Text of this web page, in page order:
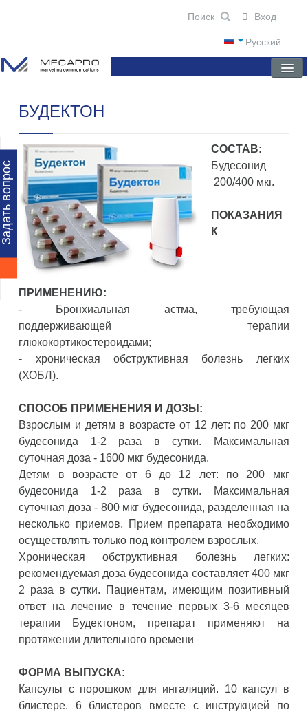
вопрос
Русский
Вход
ГЛАВНАЯ
О КОМПАНИИ
НОВОСТИ
НАУЧНЫЕ ПУБЛИКАЦИИ
ПАРТНЕРЫ
БУДЕКТОН
СОСТАВ:
Будесонид
200/400 мкг.
ПОКАЗАНИЯ
К
ПРИМЕНЕНИЮ:
- Бронхиальная астма, требующая
поддерживающей терапии
глюкокортикостероидами;
- хроническая обструктивная болезнь легких
(ХОБЛ).
СПОСОБ ПРИМЕНЕНИЯ И ДОЗЫ:
Взрослым и детям в возрасте от 12 лет: по 200 мкг
будесонида 1-2 раза в сутки. Максимальная
суточная доза - 1600 мкг будесонида.
Детям в возрасте от 6 до 12 лет: по 200 мкг
будесонида 1-2 раза в сутки. Максимальная
суточная доза - 800 мкг будесонида, разделенная на
несколько приемов. Прием препарата необходимо
осуществлять только под контролем взрослых.
Хроническая обструктивная болезнь легких:
рекомендуемая доза будесонида составляет 400 мкг
2 раза в сутки. Пациентам, имеющим позитивный
ответ на лечение в течение первых 3-6 месяцев
терапии Будектоном, препарат применяют на
протяжении длительного времени
ФОРМА ВЫПУСКА:
Капсулы с порошком для ингаляций. 10 капсул в
блистере. 6 блистеров вместе с инструкцией по